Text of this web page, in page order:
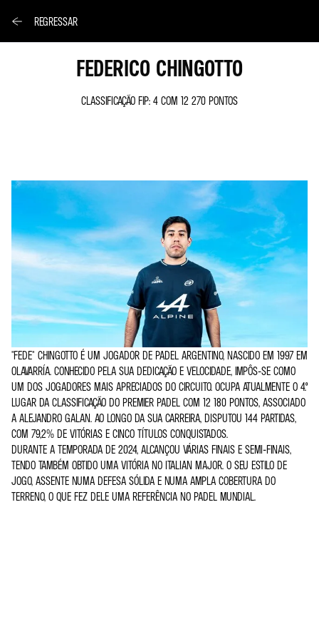
REGRESSAR
FEDERICO CHINGOTTO
CLASSIFICAÇÃO FIP: 4 COM 12 270 PONTOS
"FEDE" CHINGOTTO É UM JOGADOR DE PADEL ARGENTINO, NASCIDO EM 1997 EM
OLAVARRÍA. CONHECIDO PELA SUA DEDICAÇÃO E VELOCIDADE, IMPÔS-SE COMO
UM DOS JOGADORES MAIS APRECIADOS DO CIRCUITO. OCUPA ATUALMENTE O 4.º
LUGAR DA CLASSIFICAÇÃO DO PREMIER PADEL COM 12 180 PONTOS, ASSOCIADO
A ALEJANDRO GALAN. AO LONGO DA SUA CARREIRA, DISPUTOU 144 PARTIDAS,
COM 79,2% DE VITÓRIAS E CINCO TÍTULOS CONQUISTADOS.
DURANTE A TEMPORADA DE 2024, ALCANÇOU VÁRIAS FINAIS E SEMI-FINAIS,
TENDO TAMBÉM OBTIDO UMA VITÓRIA NO ITALIAN MAJOR. O SEU ESTILO DE
JOGO, ASSENTE NUMA DEFESA SÓLIDA E NUMA AMPLA COBERTURA DO
TERRENO, O QUE FEZ DELE UMA REFERÊNCIA NO PADEL MUNDIAL.